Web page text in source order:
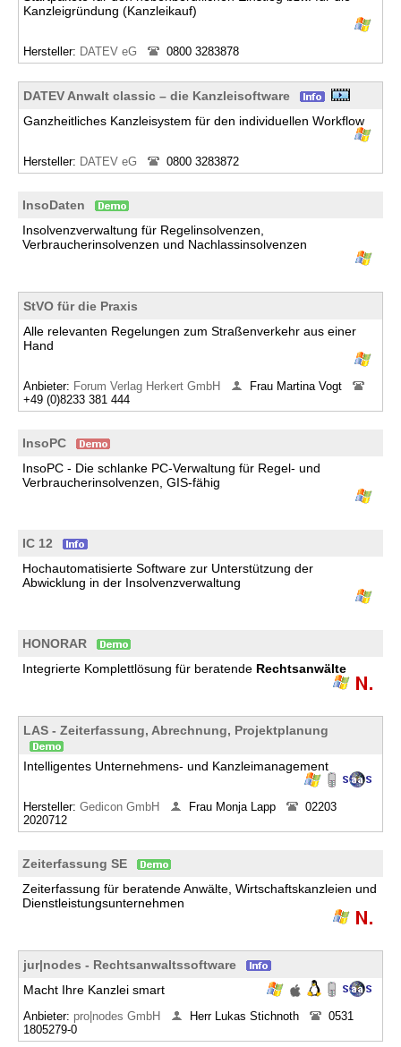
Kanzleigründung (Kanzleikauf)
Hersteller: DATEV eG 0800 3283878
DATEV Anwalt classic – die Kanzleisoftware
Ganzheitliches Kanzleisystem für den individuellen Workflow
Hersteller: DATEV eG 0800 3283872
InsoDaten
Insolvenzverwaltung für Regelinsolvenzen,
Verbraucherinsolvenzen und Nachlassinsolvenzen
StVO für die Praxis
Alle relevanten Regelungen zum Straßenverkehr aus einer
Hand
Anbieter: Forum Verlag Herkert GmbH
Frau Martina Vogt
+49 (0)8233 381 444
InsoPC
InsoPC - Die schlanke PC-Verwaltung für Regel- und
Verbraucherinsolvenzen, GIS-fähig
IC 12
Hochautomatisierte Software zur Unterstützung der
Abwicklung in der Insolvenzverwaltung
HONORAR
Integrierte Komplettlösung für beratende Rechtsanwälte
LAS - Zeiterfassung, Abrechnung, Projektplanung
Intelligentes Unternehmens- und Kanzleimanagement
Hersteller: Gedicon GmbH Frau Monja Lapp
02203
2020712
Zeiterfassung SE
Zeiterfassung für beratende Anwälte, Wirtschaftskanzleien und
Dienstleistungsunternehmen
jur|nodes - Rechtsanwaltssoftware
Macht Ihre Kanzlei smart
Anbieter: pro|nodes GmbH Herr Lukas Stichnoth
0531
1805279-0